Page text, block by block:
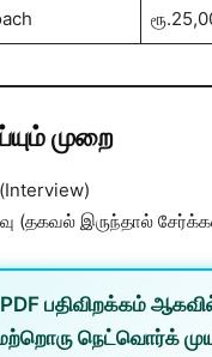
முறை
(Interview)
(தகவல் இருந்தால்
PDF பதிவிறக்கம்
நெட்வொர்க்